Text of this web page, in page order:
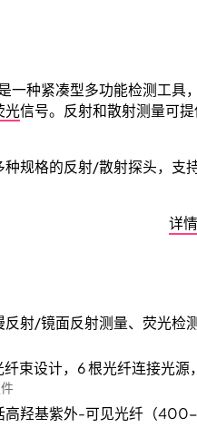
一种紧凑型多功能检测工具
光信号。反射和散射测量可
种规格的反射/散射探头，支
详
反射/镜面反射测量、荧光检
纤束设计，6 根光纤连接光
高羟基紫外-可见光纤（400-